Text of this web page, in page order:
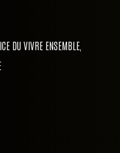
DU VIVRE ENSEMBLE,